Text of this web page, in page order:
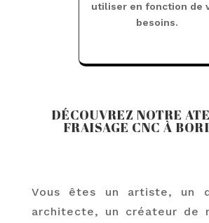
utiliser en fonction de
besoins.
DÉCOUVREZ NOTRE
FRAISAGE CNC À
Vous êtes un artiste, un
architecte, un créateur de